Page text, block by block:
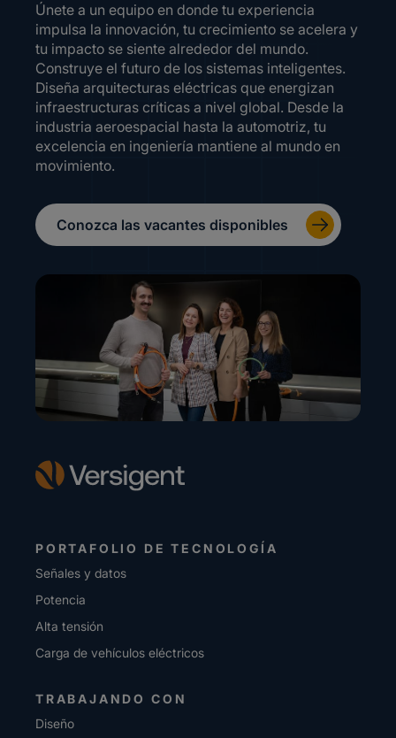
Únete a un equipo en donde tu experiencia
impulsa la innovación, tu crecimiento se acelera y
tu impacto se siente alrededor del mundo.
Construye el futuro de los sistemas inteligentes.
Diseña arquitecturas eléctricas que energizan
infraestructuras críticas a nivel global. Desde la
industria aeroespacial hasta la automotriz, tu
excelencia en ingeniería mantiene al mundo en
movimiento.
Conozca las vacantes disponibles
PORTAFOLIO DE TECNOLOGÍA
Señales y datos
Potencia
Alta tensión
Carga de vehículos eléctricos
TRABAJANDO CON
Diseño